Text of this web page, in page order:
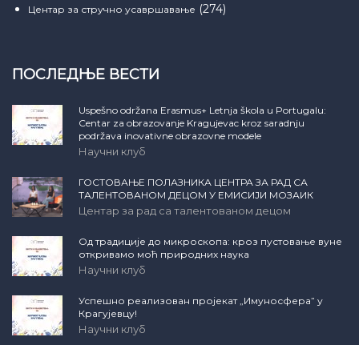
Центар за стручно усавршавање (274)
ПОСЛЕДЊЕ ВЕСТИ
Uspešno održana Erasmus+ Letnja škola u Portugalu:
Centar za obrazovanje Kragujevac kroz saradnju
podržava inovativne obrazovne modele
Научни клуб
ГОСТОВАЊЕ ПОЛАЗНИКА ЦЕНТРА ЗА РАД СА
ТАЛЕНТОВАНОМ ДЕЦОМ У ЕМИСИЈИ МОЗАИК
Центар за рад са талентованом децом
Од традиције до микроскопа: кроз пустовање вуне
откривамо моћ природних наука
Научни клуб
Успешно реализован пројекат „Имуносфера” у
Крагујевцу!
Научни клуб